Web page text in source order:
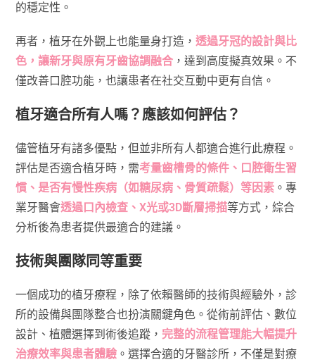
的穩定性。
再者，植牙在外觀上也能量身打造，透過牙冠的設計與比
色，讓新牙與原有牙齒協調融合 ，達到高度擬真效果。不
僅改善口腔功能，也讓患者在社交互動中更有自信。
植牙適合所有人嗎？應該如何評估？
儘管植牙有諸多優點，但並非所有人都適合進行此療程。
評估是否適合植牙時，需考量齒槽骨的條件、口腔衛生習
慣、是否有慢性疾病（如糖尿病、骨質疏鬆）等因素 。專
業牙醫會透過口內檢查、X光或3D斷層掃描等方式，綜合
分析後為患者提供最適合的建議。
技術與團隊同等重要
一個成功的植牙療程，除了依賴醫師的技術與經驗外，診
所的設備與團隊整合也扮演關鍵角色。從術前評估、數位
設計、植體選擇到術後追蹤， 完整的流程管理能大幅提升
治療效率與患者體驗 。選擇合適的牙醫診所，不僅是對療